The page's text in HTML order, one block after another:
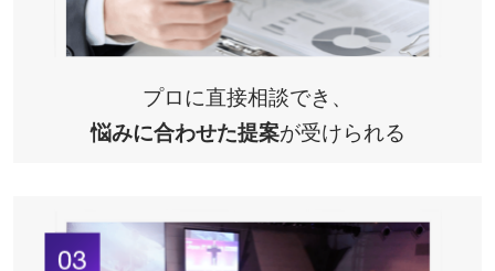
プロに直接相談でき、
悩みに合わせた提案が受けられる